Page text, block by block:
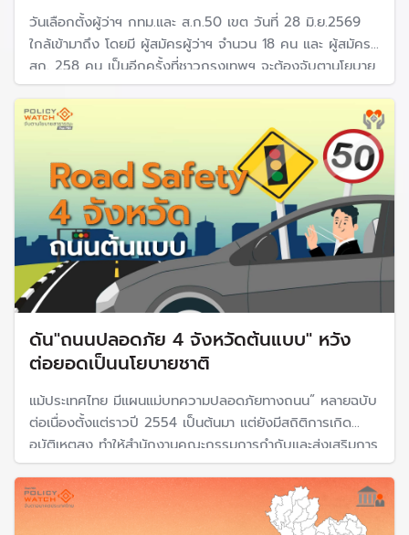
วันเลือกตั้งผู้ว่าฯ กทม.และ ส.ก.50 เขต วันที่ 28 มิ.ย.2569
ใกล้เข้ามาถึง โดยมี ผู้สมัครผู้ว่าฯ จำนวน 18 คน และ ผู้สมัคร
สก. 258 คน เป็นอีกครั้งที่ชาวกรุงเทพฯ จะต้องจับตานโยบาย
หาเสียงและผลงานของผู้สมัครที่ผ่านมา
ดัน"ถนนปลอดภัย 4 จังหวัดต้นแบบ" หวัง
ต่อยอดเป็นนโยบายชาติ
แม้ประเทศไทย มีแผนแม่บทความปลอดภัยทางถนน” หลายฉบับ
ต่อเนื่องตั้งแต่ราวปี 2554 เป็นต้นมา แต่ยังมีสถิติการเกิด
อุบัติเหตุสูง ทำให้สำนักงานคณะกรรมการกำกับและส่งเสริมการ
ประกอบธุรกิจประกันภัย (สำนักงาน คปภ.)ร่วมกับ 4 จังหวัด
ต้นแบบ และทีดีอาร์ไอ ผลักดันต้นแบบถนนปลอดภัย